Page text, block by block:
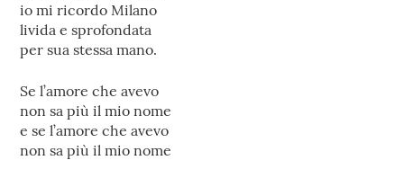
io mi ricordo Milano
livida e sprofondata
per sua stessa mano.
Se l’amore che avevo
non sa più il mio nome
e se l’amore che avevo
non sa più il mio nome